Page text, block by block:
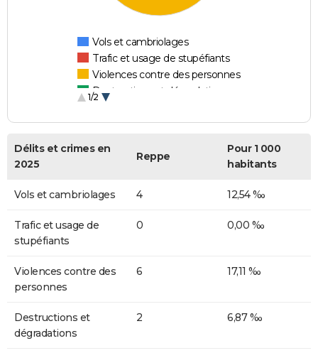
Vols et cambriolages
Trafic et usage de stupéfiants
Violences contre des personnes
Destructions et dégradations
1/2
Délits et crimes en
2025
Reppe
Pour 1 000
habitants
Vols et cambriolages 4 12,54 ‰
Trafic et usage de
stupéfiants
0 0,00 ‰
Violences contre des
personnes
6 17,11 ‰
Destructions et
dégradations
2 6,87 ‰